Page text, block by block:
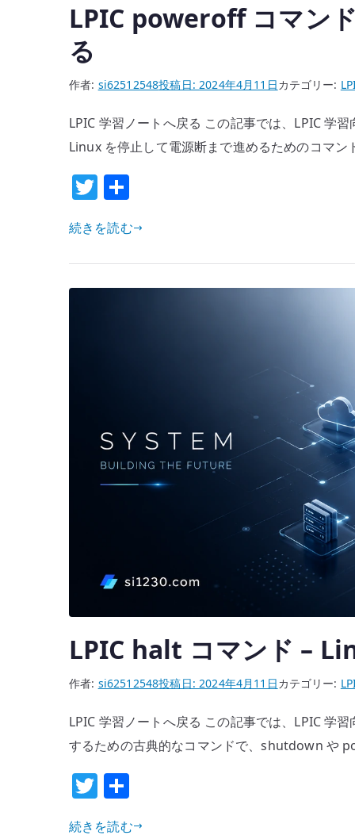
LPIC poweroff コマン
る
作者: si62512548投稿日:2024年4月11日カテゴリー:
LPIC 学習ノートへ戻る この記事では、LPIC
Linux を停止して電源断まで進めるためのコマ
T
w
it
te
r
続きを読む
LPIC halt コマンド –
作者: si62512548投稿日: 2024年4月11日カテゴリー:
LPIC 学習ノートへ戻る この記事では、LPIC 学
するための古典的なコマンドで、shutdown や
T
w
続きを読む